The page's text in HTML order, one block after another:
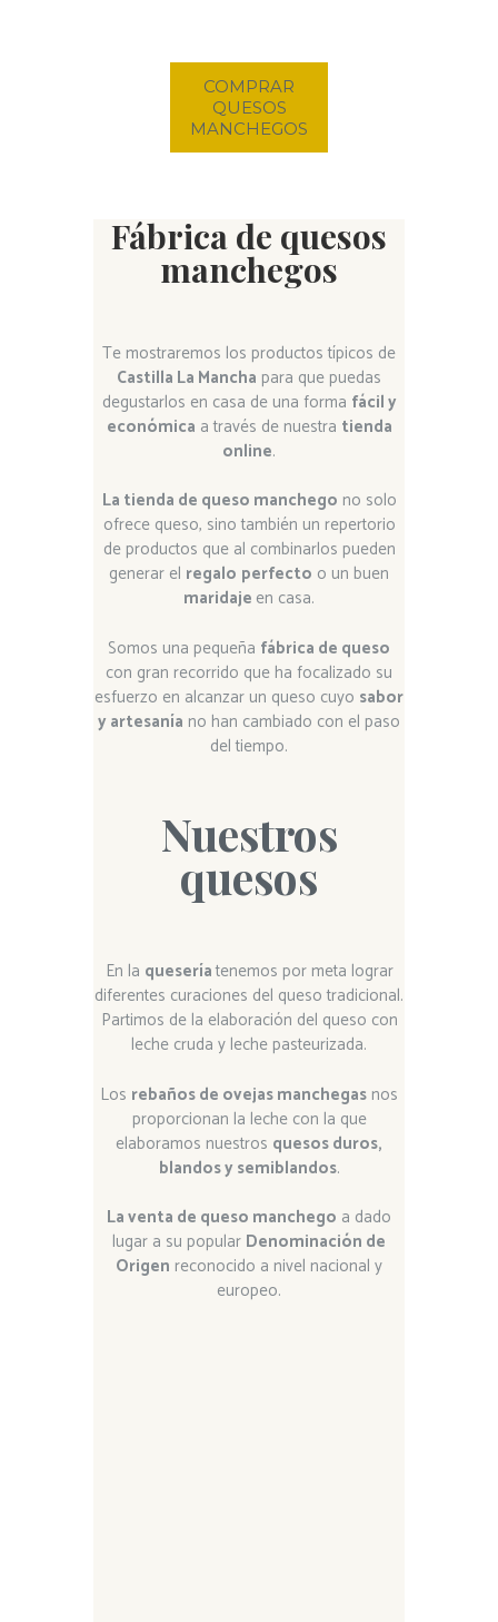
COMPRAR
QUESOS
MANCHEGOS
Fábrica de quesos
manchegos
Te mostraremos los productos típicos de
Castilla La Mancha para que puedas
degustarlos en casa de una forma fácil y
económica a través de nuestra tienda
online.
La tienda de queso manchego no solo
ofrece queso, sino también un repertorio
de productos que al combinarlos pueden
generar el regalo perfecto o un buen
maridaje en casa.
Somos una pequeña fábrica de queso
con gran recorrido que ha focalizado su
esfuerzo en alcanzar un queso cuyo sabor
y artesanía no han cambiado con el paso
del tiempo.
Nuestros
quesos
En la queseríatenemos por meta lograr
diferentes curaciones del queso tradicional.
Partimos de la elaboración del queso con
leche cruda y leche pasteurizada.
Los rebaños de ovejas manchegas nos
proporcionan la leche con la que
elaboramos nuestros quesos duros,
blandos y semiblandos.
La venta de queso manchego a dado
lugar a su popular Denominación de
Origen reconocido a nivel nacional y
europeo.